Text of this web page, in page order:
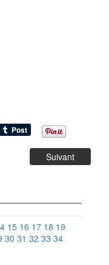
Suivant
15 16 17 18 19
30 31 32 33 34